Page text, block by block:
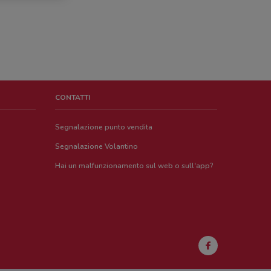
CONTATTI
Segnalazione punto vendita
Segnalazione Volantino
Hai un malfunzionamento sul web o sull'app?